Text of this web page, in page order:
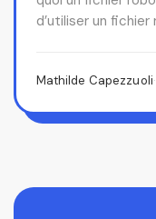
d’utiliser un
Mathilde Capezzuoli·